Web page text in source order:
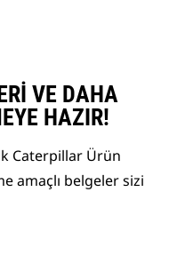
VE DAHA
HAZIR!
Caterpillar Ürün
amaçlı belgeler sizi